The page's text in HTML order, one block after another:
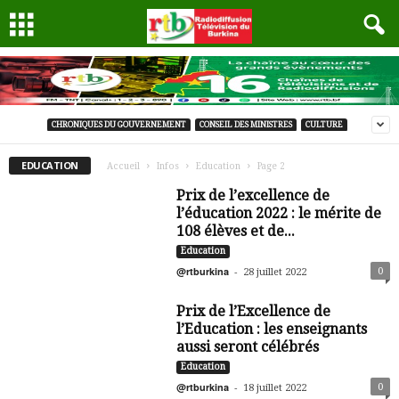
CHRONIQUES DU GOUVERNEMENT CONSEIL DES MINISTRES CULTURE
EDUCATION Accueil Infos Education Page 2
Prix de l’excellence de
l’éducation 2022 : le mérite de
108 élèves et de...
Education
@rtburkina - 28 juillet 2022 0
Prix de l’Excellence de
l’Education : les enseignants
aussi seront célébrés
Education
@rtburkina - 18 juillet 2022 0